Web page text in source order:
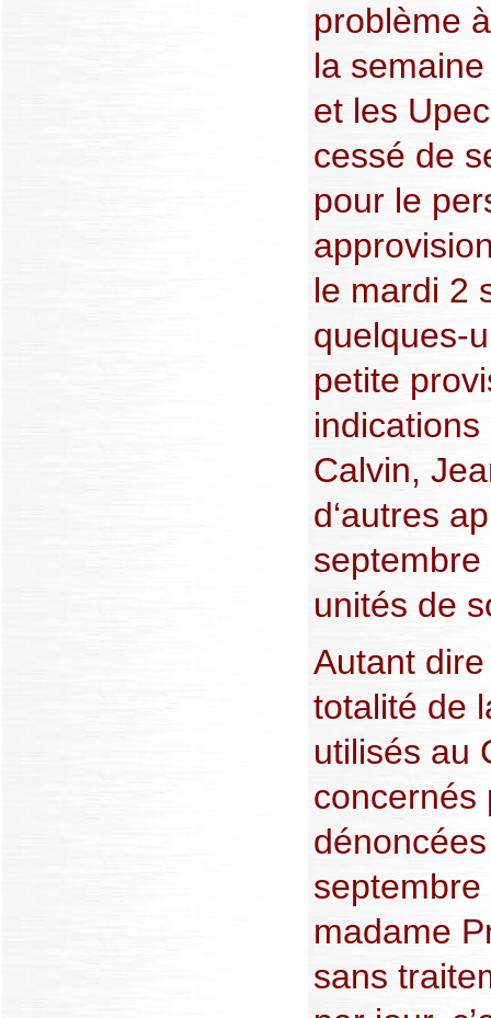
problème
la
et les
cessé de
pour le
le mardi 2
quelques-
petite
Calvin,
d‘autres
unités de
Autant dire
totalité de
utilisés au
concernés
madame
sans